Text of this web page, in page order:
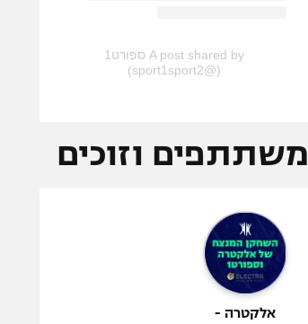
A post shared by ספורט1
(@sport1sport2)
משתתפים וזוכים
אלקטרה -